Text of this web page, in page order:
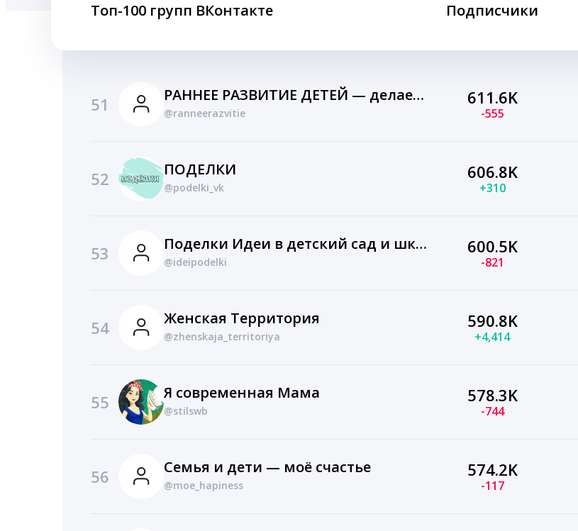
Топ-100 групп ВКонтакте Подписчики
51 РАННЕЕ РАЗВИТИЕ ДЕТЕЙ — делаем детство ярче
@ranneerazvitie
611.6K
-555
52 ПОДЕЛКИ
@podelki_vk
606.8K
+310
53 Поделки Идеи в детский сад и школу
@ideipodelki
600.5K
-821
54 Женская Территория
@zhenskaja_territoriya
590.8K
+4,414
55 Я современная Мама
@stilswb
578.3K
-744
56 Семья и дети — моё счастье
@moe_hapiness
574.2K
-117